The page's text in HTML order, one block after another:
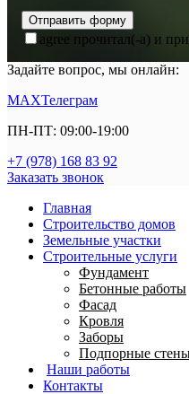
agree прочитал(-а) и
Задайте вопрос, мы онлайн:
MAXТелеграм
ПН-ПТ: 09:00-19:00
+7 (978) 168 83 92
Заказать звонок
Главная
Строительство домов
Земельные участки
Строительные услуги
Фундамент
Бетонные работы
Фасад
Кровля
Заборы
Подпорные
Наши работы
Контакты